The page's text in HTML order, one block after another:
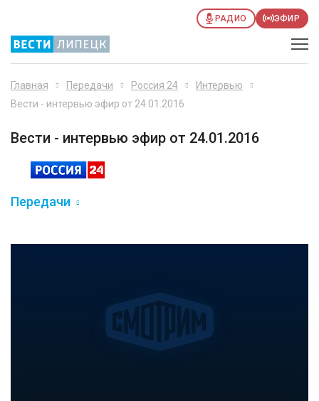
РАДИО ЭФИР
Главная Передачи Россия 24
Интервью
Вести - интервью эфир от 24.01.2016
Вести - интервью эфир от 24.01.2016
Передачи